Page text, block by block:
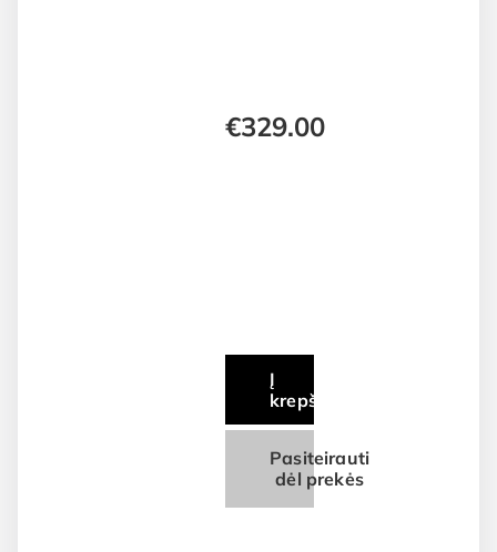
€329.00
Į
krepšelį
Pasiteirauti
dėl prekės